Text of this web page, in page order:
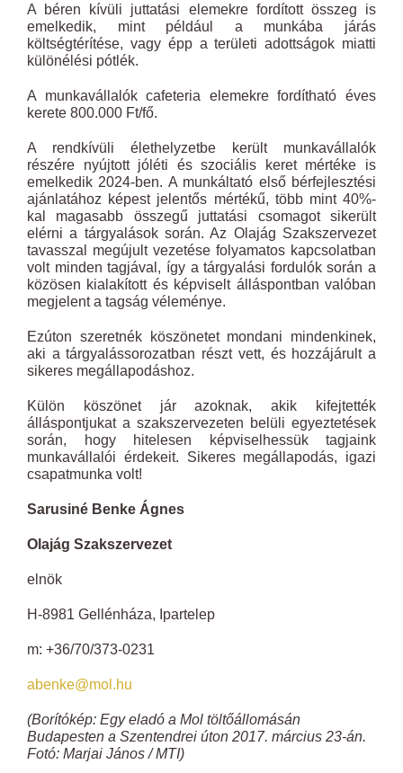
A béren kívüli juttatási elemekre fordított összeg is
emelkedik, mint például a munkába járás
költségtérítése, vagy épp a területi adottságok miatti
különélési pótlék.
A munkavállalók cafeteria elemekre fordítható éves
kerete 800.000 Ft/fő.
A rendkívüli élethelyzetbe került munkavállalók
részére nyújtott jóléti és szociális keret mértéke is
emelkedik 2024-ben. A munkáltató első bérfejlesztési
ajánlatához képest jelentős mértékű, több mint 40%-
kal magasabb összegű juttatási csomagot sikerült
elérni a tárgyalások során. Az Olajág Szakszervezet
tavasszal megújult vezetése folyamatos kapcsolatban
volt minden tagjával, így a tárgyalási fordulók során a
közösen kialakított és képviselt álláspontban valóban
megjelent a tagság véleménye.
Ezúton szeretnék köszönetet mondani mindenkinek,
aki a tárgyalássorozatban részt vett, és hozzájárult a
sikeres megállapodáshoz.
Külön köszönet jár azoknak, akik kifejtették
álláspontjukat a szakszervezeten belüli egyeztetések
során, hogy hitelesen képviselhessük tagjaink
munkavállalói érdekeit. Sikeres megállapodás, igazi
csapatmunka volt!
Sarusiné Benke Ágnes
Olajág Szakszervezet
elnök
H-8981 Gellénháza, Ipartelep
m: +36/70/373-0231
abenke@mol.hu
(Borítókép: Egy eladó a Mol töltőállomásán
Budapesten a Szentendrei úton 2017. március 23-án.
Fotó: Marjai János / MTI)